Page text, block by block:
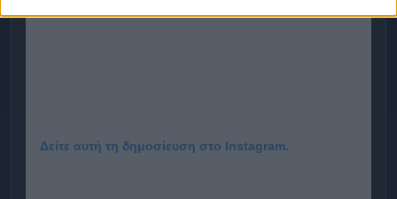
Δείτε αυτή τη δημοσίευση στο Instagram.